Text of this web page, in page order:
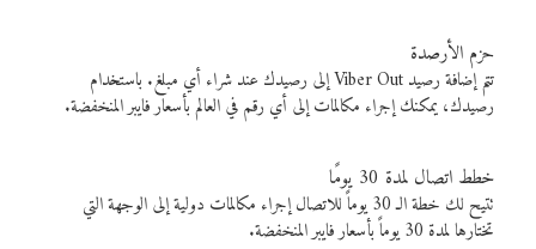
حزم الأرصدة
تتم إضافة رصيد Viber Out إلى رصيدك عند شراء أي مبلغ. باستخدام
رصيدك، يمكنك إجراء مكالمات إلى أي رقم في العالم بأسعار فايبر المنخفضة.
خطط اتصال لمدة 30 يومًا
تتيح لك خطة الـ 30 يوماً للاتصال إجراء مكالمات دولية إلى الوجهة التي
تختارها لمدة 30 يوماً بأسعار فايبر المنخفضة.